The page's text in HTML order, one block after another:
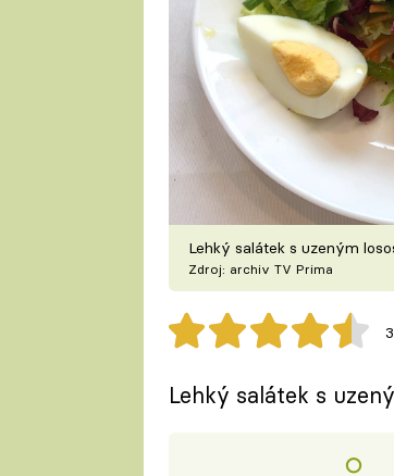
Lehký salátek s uzeným
Zdroj: archiv TV Prima
Lehký salátek s